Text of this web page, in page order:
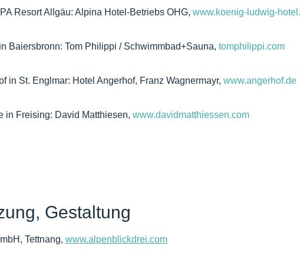
Resort Allgäu: Alpina Hotel-Betriebs OHG, www.koenig-ludwig-
Baiersbronn: Tom Philippi / Schwimmbad+Sauna, tomphilippi.com
in St. Englmar: Hotel Angerhof, Franz Wagnermayr, www.angerhof.de
in Freising: David Matthiesen, www.davidmatthiessen.com
Gestaltung
Tettnang, www.alpenblickdrei.com